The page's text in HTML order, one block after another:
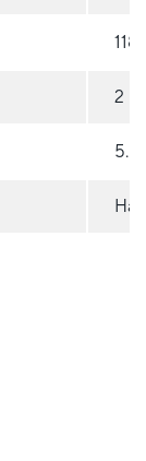
118
2
5.5
На